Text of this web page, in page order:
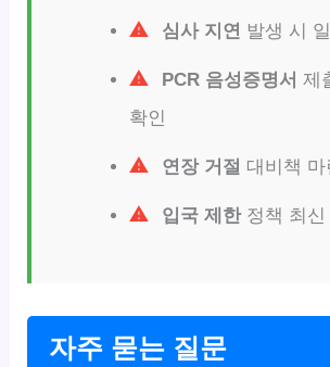
심사 지연 발생 시
PCR 음성증명서 제
확인
연장 거절 대비책 마
입국 제한정책 최신
자주 묻는 질문